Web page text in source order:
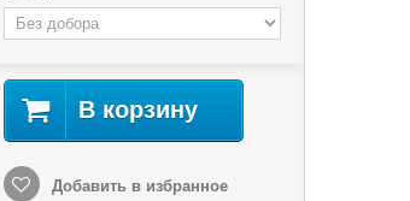
В корзину
Добавить в избранное